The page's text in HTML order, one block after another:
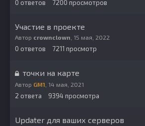
0 ответов 7200 просмотров
Участие в проекте
Автор crownclown 15 мая, 2022
0 ответов 7211 просмотр
точки на карте
Автор GM1 14 мая, 2021
2 ответа 9394 просмотра
Updater для ваших серверов